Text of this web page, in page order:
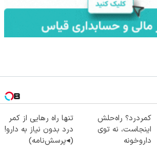
کمردرد؟ راه‌حلش
اینجاست، نه توی
داروخونه
تنها راه رهایی از کمر
درد بدون نیاز به دارو!
(◂پرسش‌نامه)